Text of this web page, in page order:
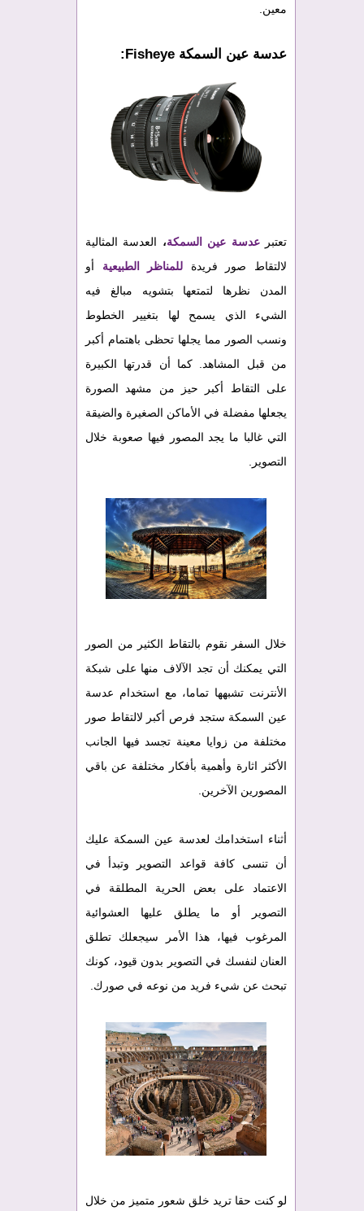
معين.
عدسة عين السمكة Fisheye:
تعتبرعدسة عين السمكة، العدسة المثالية
لالتقاط صور فريدة للمناظر الطبيعية أو
المدن نظرها لتمتعها بتشويه مبالغ فيه
الشيء الذي يسمح لها بتغيير الخطوط
ونسب الصور مما يجلها تحظى باهتمام أكبر
من قبل المشاهد. كما أن قدرتها الكبيرة
على التقاط أكبر حيز من مشهد الصورة
يجعلها مفضلة في الأماكن الصغيرة والضيقة
التي غالبا ما يجد المصور فيها صعوبة خلال
التصوير.
خلال السفر نقوم بالتقاط الكثير من الصور
التي يمكنك أن تجد الآلاف منها على شبكة
الأنترنت تشبهها تماما، مع استخدام عدسة
عين السمكة ستجد فرص أكبر لالتقاط صور
مختلفة من زوايا معينة تجسد فيها الجانب
الأكثر اثارة وأهمية بأفكار مختلفة عن باقي
المصورين الآخرين.
أثناء استخدامك لعدسة عين السمكة عليك
أن تنسى كافة قواعد التصوير وتبدأ في
الاعتماد على بعض الحرية المطلقة في
التصوير أو ما يطلق عليها العشوائية
المرغوب فيها، هذا الأمر سيجعلك تطلق
العنان لنفسك في التصوير بدون قيود، كونك
تبحث عن شيء فريد من نوعه في صورك.
لو كنت حقا تريد خلق شعور متميز من خلال